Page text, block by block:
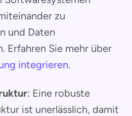
zu
und Daten
Erfahren Sie mehr über
integrieren.
: Eine robuste
ist unerlässlich, damit